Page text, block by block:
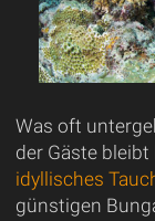
Was oft
der Gäste bleibt
idyllisches
günstigen